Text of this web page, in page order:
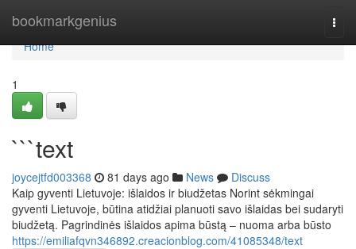
bookmarkgenius
Home
Home
1
```text
joycejtfd003368 81 days ago News
Discuss
Kaip gyventi Lietuvoje: išlaidos ir biudžetas Norint sėkmingai
gyventi Lietuvoje, būtina atidžiai planuoti savo išlaidas bei sudaryti
biudžetą. Pagrindinės išlaidos apima būstą – nuoma arba būsto
https://emiliafqvn346892.creacionblog.com/41085348/text